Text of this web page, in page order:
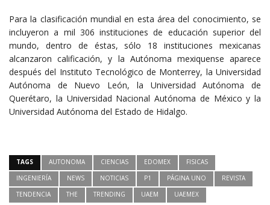
Para la clasificación mundial en esta área del conocimiento, se
incluyeron a mil 306 instituciones de educación superior del
mundo, dentro de éstas, sólo 18 instituciones mexicanas
alcanzaron calificación, y la Autónoma mexiquense aparece
después del Instituto Tecnológico de Monterrey, la Universidad
Autónoma de Nuevo León, la Universidad Autónoma de
Querétaro, la Universidad Nacional Autónoma de México y la
Universidad Autónoma del Estado de Hidalgo.
TAGS AUTONOMA CIENCIAS EDOMEX
FISICAS
INGENIERÍA
NEWS NOTICIAS P1 PÁGINA UNO
REVISTA
TENDENCIA
THE TRENDING UAEM UAEMEX